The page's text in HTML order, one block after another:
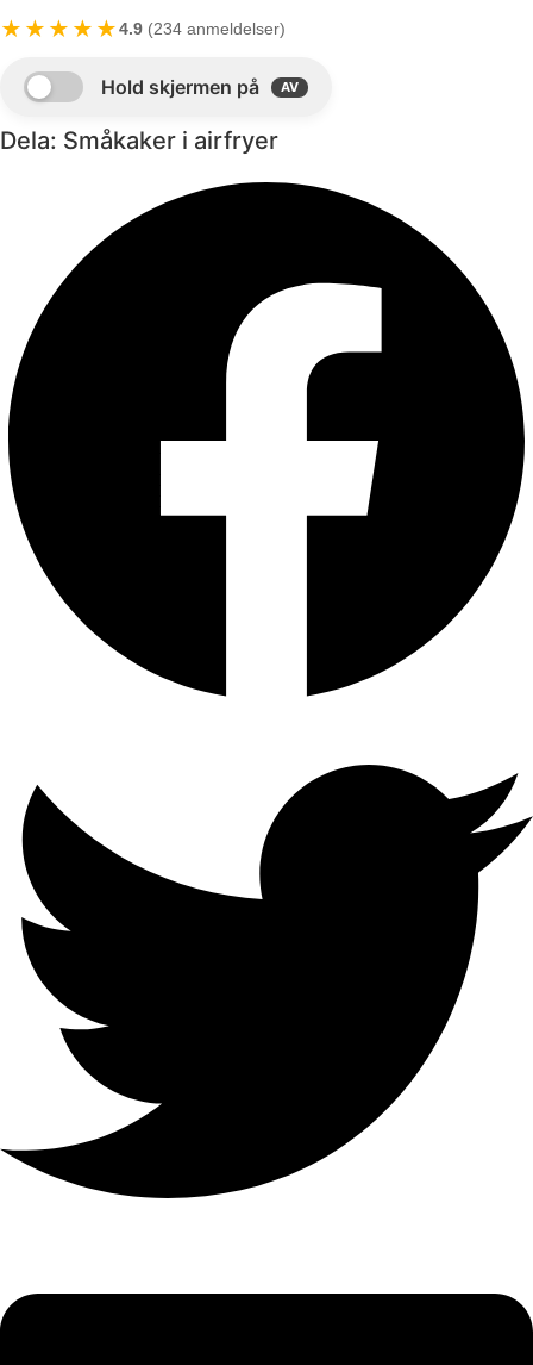
★★★★★4.9 (234 anmeldelser)
Dela: Småkaker i airfryer